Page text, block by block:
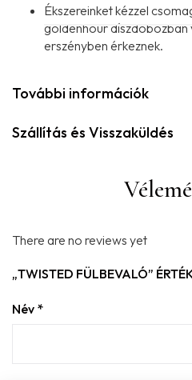
Ékszereinket kézzel
goldenhour díszdobozban
erszényben érkeznek.
További információk
Szállítás és Visszaküldés
There are no reviews yet
„TWISTED FÜLBEVALÓ”
Név *